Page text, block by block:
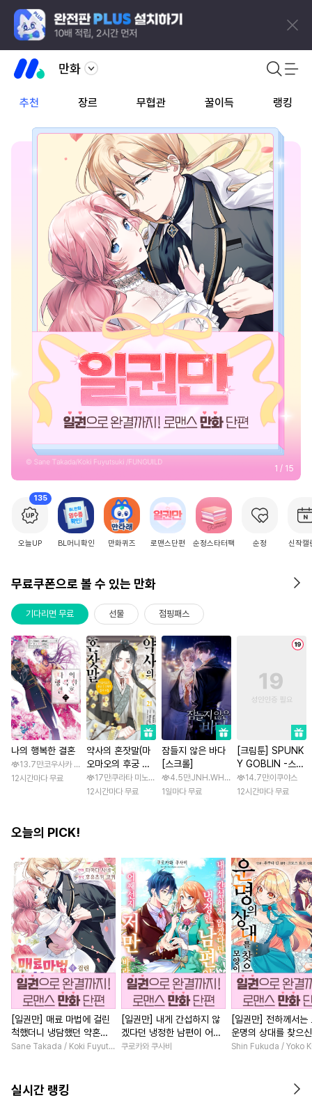
만화
추천 장르 무협관 꿀이득 랭킹
2 / 15
135
오늘UP BL머니확인 만화퀴즈 로맨스단편 순정스타터팩 순정 신작캘
무료쿠폰으로 볼 수 있는 만화
기다리면 무료 선물 점핑패스
나의 행복한 결혼
13.7만코우사카 리토 / 아기토기 아쿠미
12시간마다 무료
약사의 혼잣말(마
오마오의 후궁 수
수께끼 풀이수첩)
17만쿠라타 미노지 / 휴우가 나츠
12시간마다 무료
잠들지 않은 바다
[스크롤]
4.5만JNH.WH Studio / Lasso
1일마다 무료
[크림툰] SPUNK
Y GOBLIN -스펑
키 고블린- [스크
롤]
14.7만이쿠야스
12시간마다 무료
오늘의 PICK!
[일권만] 매료 마법에 걸린
척했더니 냉담했던 약혼자
가 맹목적인 사랑꾼이 되었
Sane Takada / Koki Fuyutsuki
[일권만] 내게 간섭하지 않
겠다던 냉정한 남편이 어째
선지 저만 바라봅니다 [단행
쿠로카와 쿠사비
[일권만] 전하께서는
운명의 상대를 찾으
이네요 (웃음) [단행
Shin Fukuda / Yoko
실시간 랭킹